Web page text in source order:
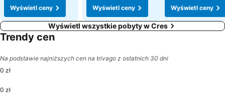
Wyświetl ceny
Wyświetl ceny
Wyświetl ceny
Wyświetl wszystkie pobyty w Cres
Trendy cen
Na podstawie najniższych cen na trivago z ostatnich 30 dni
0 zł
0 zł